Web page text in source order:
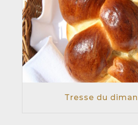
Tresse du